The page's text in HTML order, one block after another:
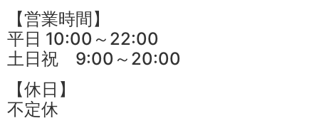
【営業時間】
平日 10:00～22:00
土日祝 9:00～20:00
【休日】
不定休